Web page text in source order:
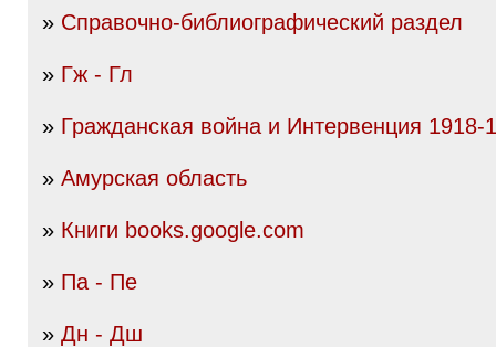
» Справочно-библиографический раздел
» Гж - Гл
» Гражданская война и Интервенция 1918-
» Амурская область
» Книги books.google.com
» Па - Пе
» Дн - Дш